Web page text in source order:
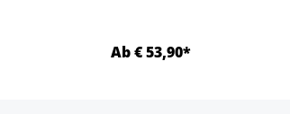
Ab € 53,90*